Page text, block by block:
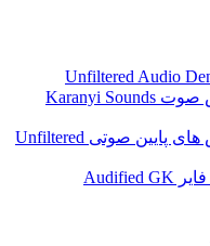
دانلود نرم افزار تقویت و پردازش صوت Karanyi Sounds
دانلود نرم افزار مدیریت فرکانس های پایین صوتی Unfiltered
دانلود نرم افزار شبیه ساز آمپلی فایر Audified GK